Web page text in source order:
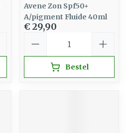
Avene Zon Spf50+
A/pigment Fluide 40ml
€ 29,90
Bestel